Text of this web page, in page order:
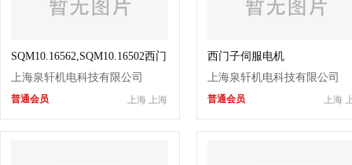
SQM10.16562,SQM10.16502西门
子伺服电机
上海泉轩机电科技有限公司
上海 上海
普通会员
西门子伺服电机
SQN91.570A2793
上海泉轩机电科技有限公司
上海
普通会员